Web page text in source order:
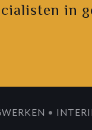
in
•